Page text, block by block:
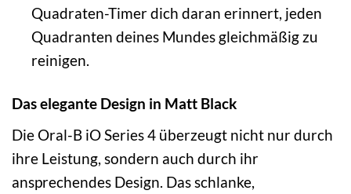
Quadraten-Timer dich daran erinnert, jeden
Quadranten deines Mundes gleichmäßig zu
reinigen.
Das elegante Design in Matt Black
Die Oral-B iO Series 4 überzeugt nicht nur durch
ihre Leistung, sondern auch durch ihr
ansprechendes Design. Das schlanke,